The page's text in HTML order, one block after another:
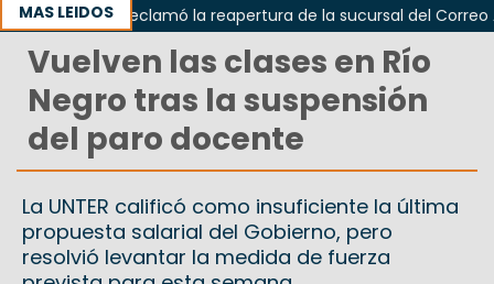
MAS LEIDOS
Odarda reclamó la reapertura de la sucursal del Correo
Vuelven las clases en Río
Negro tras la suspensión
del paro docente
La UNTER calificó como insuficiente la última
propuesta salarial del Gobierno, pero
resolvió levantar la medida de fuerza